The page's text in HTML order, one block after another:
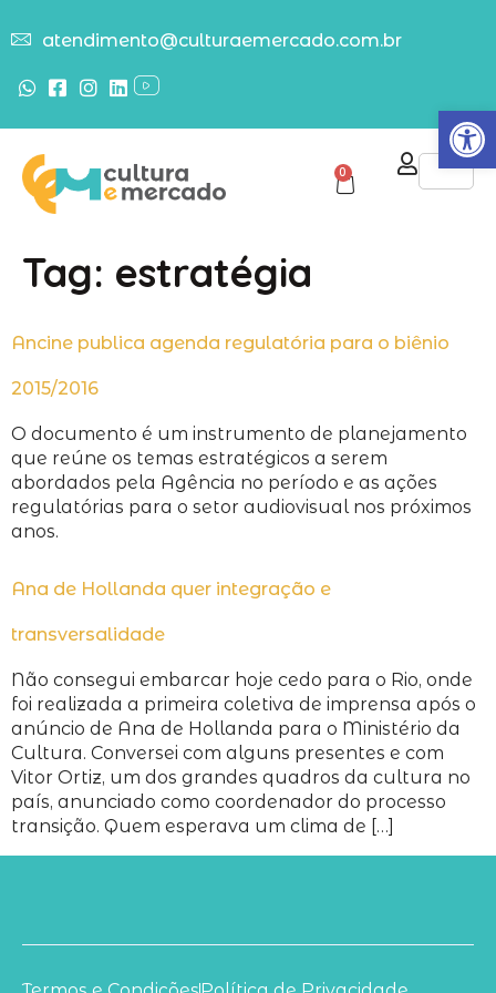
Abrir
atendimento@culturaemercado.com.br
0
Tag: estratégia
Ancine publica agenda regulatória para o biênio
2015/2016
O documento é um instrumento de planejamento
que reúne os temas estratégicos a serem
abordados pela Agência no período e as ações
regulatórias para o setor audiovisual nos próximos
anos.
Ana de Hollanda quer integração e
transversalidade
Não consegui embarcar hoje cedo para o Rio, onde
foi realizada a primeira coletiva de imprensa após o
anúncio de Ana de Hollanda para o Ministério da
Cultura. Conversei com alguns presentes e com
Vitor Ortiz, um dos grandes quadros da cultura no
país, anunciado como coordenador do processo
transição. Quem esperava um clima de […]